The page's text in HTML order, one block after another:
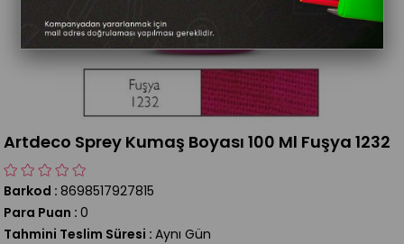
Artdeco Sprey Kumaş Boyası 100 Ml Fuşya 1232
Barkod : 8698517927815
Para Puan : 0
Tahmini Teslim Süresi : Aynı Gün